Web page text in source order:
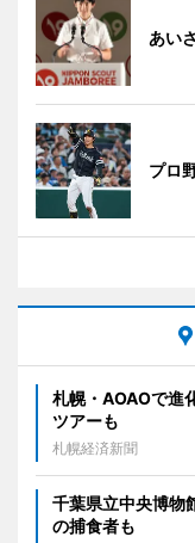
あい
プロ
札幌・AOAOで進
ツアーも
札幌経済新聞
千葉県立中央博
の捕食者も